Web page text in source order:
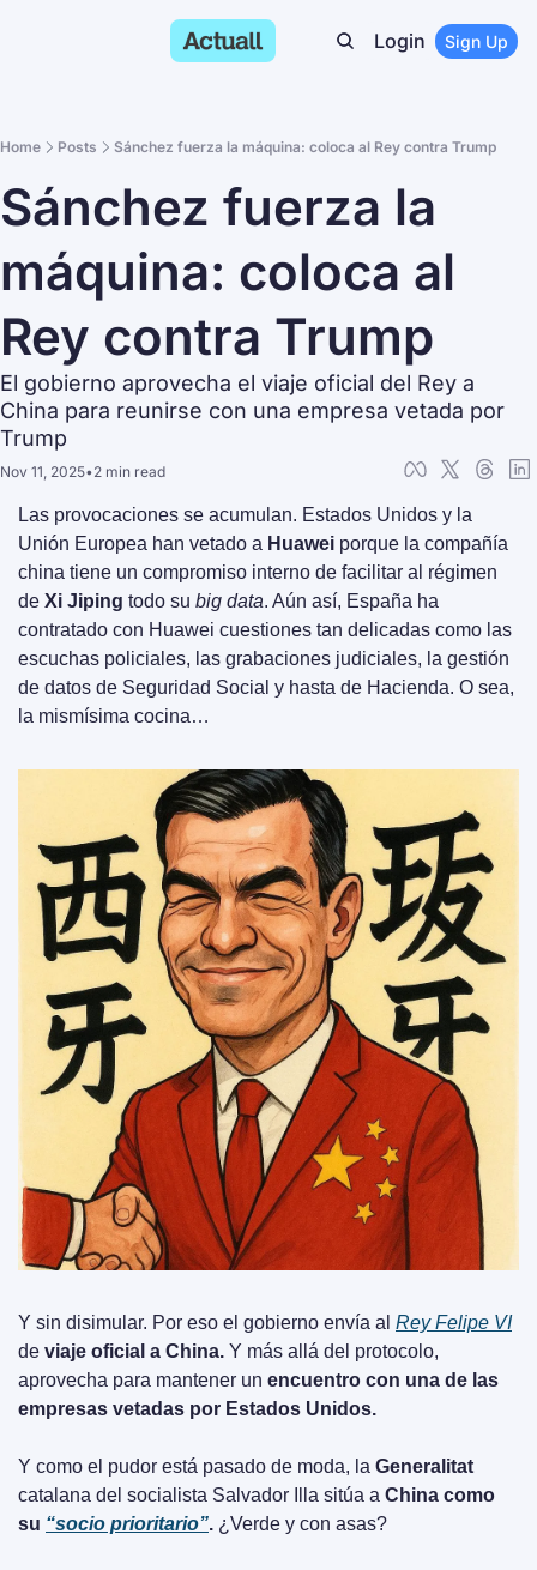
Login Sign Up
Home Posts Sánchez fuerza la máquina: coloca al Rey contra Trump
Sánchez fuerza la
máquina: coloca al
Rey contra Trump
El gobierno aprovecha el viaje oficial del Rey a
China para reunirse con una empresa vetada por
Trump
Nov 11, 2025•2 min read
Las provocaciones se acumulan. Estados Unidos y la
Unión Europea han vetado a Huawei porque la compañía
china tiene un compromiso interno de facilitar al régimen
de Xi Jiping todo su big data. Aún así, España ha
contratado con Huawei cuestiones tan delicadas como las
escuchas policiales, las grabaciones judiciales, la gestión
de datos de Seguridad Social y hasta de Hacienda. O sea,
la mismísima cocina…
Y sin disimular. Por eso el gobierno envía al Rey Felipe VI
de viaje oficial a China. Y más allá del protocolo,
aprovecha para mantener un encuentro con una de las
empresas vetadas por Estados Unidos.
Y como el pudor está pasado de moda, la Generalitat
catalana del socialista Salvador Illa sitúa a China como
su “socio prioritario”. ¿Verde y con asas?